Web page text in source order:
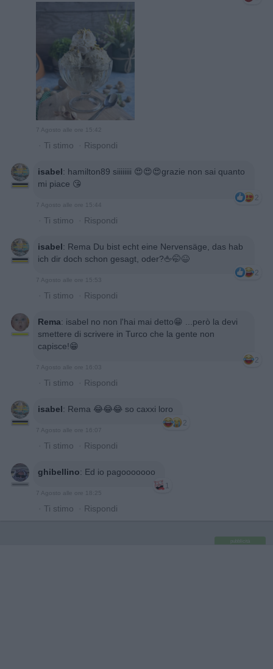
7 Agosto alle ore 15:42
· Ti stimo · Rispondi
isabel: hamilton89 siiiiiiii 😍😍😍grazie non sai quanto
mi piace 😘
2
7 Agosto alle ore 15:44
· Ti stimo · Rispondi
isabel: Rema Du bist echt eine Nervensäge, das hab
ich dir doch schon gesagt, oder?🖕🤭😆
2
7 Agosto alle ore 15:53
· Ti stimo · Rispondi
Rema: isabel no non l'hai mai detto😁 ...però la devi
smettere di scrivere in Turco che la gente non
capisce!😁
2
7 Agosto alle ore 16:03
· Ti stimo · Rispondi
isabel: Rema 😂😂😂 so caxxi loro
2
7 Agosto alle ore 16:07
· Ti stimo · Rispondi
ghibellino: Ed io pagooooooo
1
7 Agosto alle ore 18:25
· Ti stimo · Rispondi
pubblicità